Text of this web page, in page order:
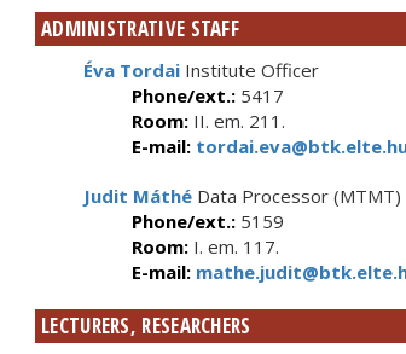
ADMINISTRATIVE STAFF
Éva Tordai Institute Officer
Phone/ext.: 5417
Room: II. em. 211.
E-mail:
Judit Máthé Data Processor (MTMT)
Phone/ext.: 5159
Room: I. em. 117.
E-mail:
LECTURERS, RESEARCHERS